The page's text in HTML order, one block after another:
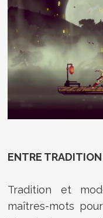
ENTRE
Tradition et
maîtres-mots